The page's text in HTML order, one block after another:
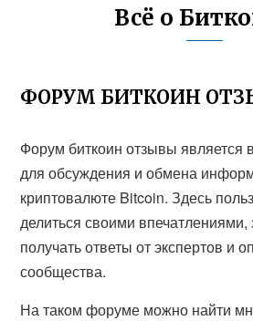
Всё о
ФОРУМ БИТКОИН
Форум биткоин отзывы
для обсуждения и обмена
криптовалюте Bitcoin. Здесь
делиться своими
получать ответы от экспертов и
сообщества.
На таком форуме можно найти